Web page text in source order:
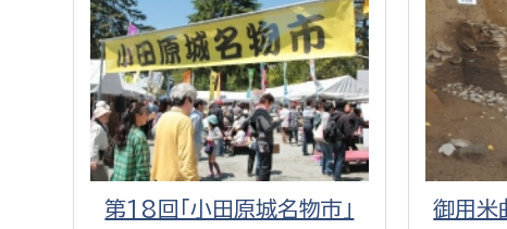
上下水道局
経営総務課
給排水業務課
教育部
教育総務
保健給食
第18回「小田原城名物市」 御用米